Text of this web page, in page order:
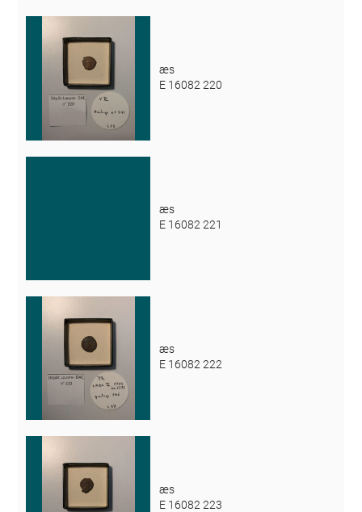
æs
E 16082 220
æs
E 16082 221
æs
E 16082 222
æs
E 16082 223